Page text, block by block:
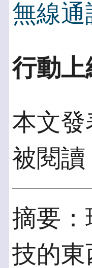
無線通
行動上
本文發
被閱讀
摘要：
技的東